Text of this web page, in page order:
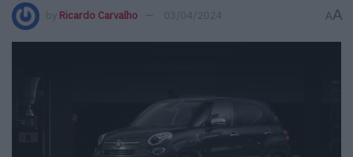
by Ricardo Carvalho 03/04/2024 AA